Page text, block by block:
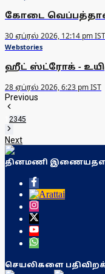
கோடை வெப்பத்தால்
30 ஏப்ரல் 2026, 12:14 pm IST
Webstories
ஹீட் ஸ்ட்ரோக் -
28 ஏப்ரல் 2026, 6:23 pm IST
Previous
2345
Next
தினமணி
செயலிகளை